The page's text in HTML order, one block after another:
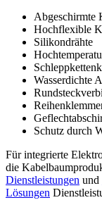
Abgeschirmte
Hochflexible
Silikondrähte
Wasserdichte
Schutz durch
Für integrierte
die
Dienstleistungen und
Lösungen